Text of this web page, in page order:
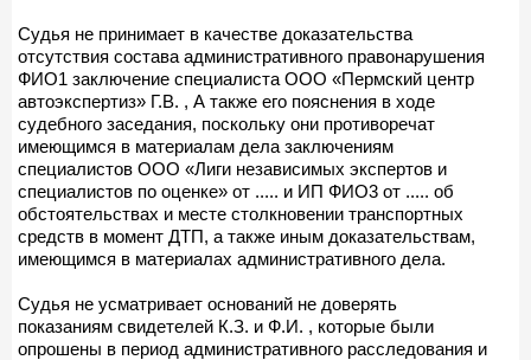
Судья не принимает в качестве доказательства
отсутствия состава административного правонарушения
ФИО1 заключение специалиста ООО «Пермский центр
автоэкспертиз» Г.В. , А также его пояснения в ходе
судебного заседания, поскольку они противоречат
имеющимся в материалам дела заключениям
специалистов ООО «Лиги независимых экспертов и
специалистов по оценке» от ..... и ИП ФИО3 от ..... об
обстоятельствах и месте столкновении транспортных
средств в момент ДТП, а также иным доказательствам,
имеющимся в материалах административного дела.
Судья не усматривает оснований не доверять
показаниям свидетелей К.З. и Ф.И. , которые были
опрошены в период административного расследования и